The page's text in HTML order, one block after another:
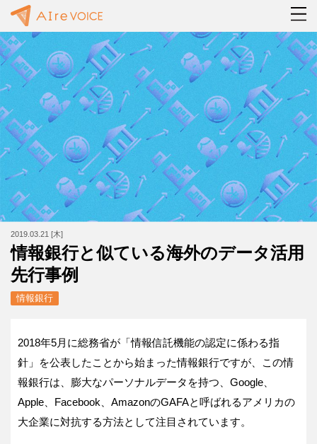
2019.03.21 [木]
情報銀行と似ている海外のデータ活用
先行事例
情報銀行
2018年5月に総務省が「情報信託機能の認定に係わる指
針」を公表したことから始まった情報銀行ですが、この情
報銀行は、膨大なパーソナルデータを持つ、Google、
Apple、Facebook、AmazonのGAFAと呼ばれるアメリカの
大企業に対抗する方法として注目されています。